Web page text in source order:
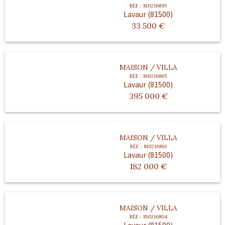
RÉF. : 810216895
Lavaur (81500)
33 500 €
MAISON / VILLA
RÉF. : 810216865
Lavaur (81500)
395 000 €
MAISON / VILLA
RÉF. : 810216861
Lavaur (81500)
182 000 €
MAISON / VILLA
RÉF. : 810216804